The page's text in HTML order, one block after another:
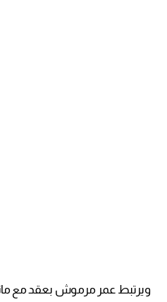
ويرتبط عمر مرموش بعقد مع